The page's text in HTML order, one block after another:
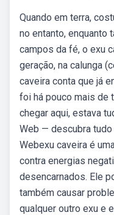
Quando em terra,
no entanto, enquanto
campos da fé, o exu
geração, na calunga
caveira conta que já
foi há pouco mais de
chegar aqui, estava
Web — descubra
Webexu caveira é
contra energias
desencarnados. Ele
também causar
qualquer outro exu e